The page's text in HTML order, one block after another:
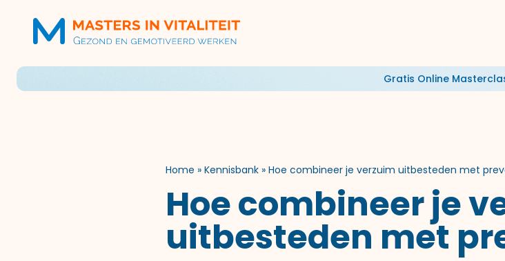
Gratis Online
Home » Kennisbank » Hoe combineer je verzuim uitbesteden met
Hoe combineer je
uitbesteden met